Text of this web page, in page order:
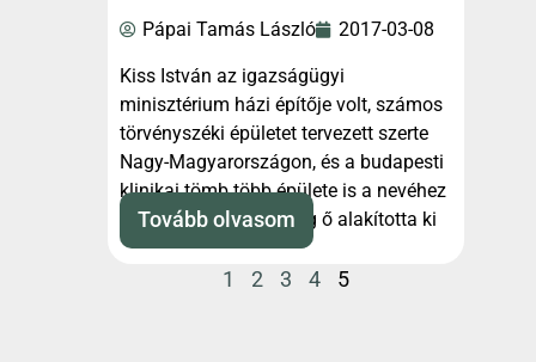
Pápai Tamás László 2017-03-08
Kiss István az igazságügyi
minisztérium házi építője volt, számos
törvényszéki épületet tervezett szerte
Nagy-Magyarországon, és a budapesti
klinikai tömb több épülete is a nevéhez
fűződik. Nem mellesleg ő alakította ki
Tovább olvasom
1 2 3 4 5